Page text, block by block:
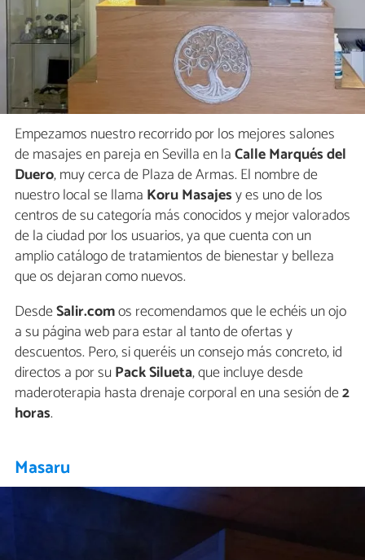
Empezamos nuestro recorrido por los mejores salones
de masajes en pareja en Sevillaen laCalle Marqués del
Duero, muy cerca de Plaza de Armas. El nombre de
nuestro local se llama Koru Masajesy es uno de los
centros de su categoría más conocidos y mejor valorados
de la ciudad por los usuarios, ya que cuenta con un
amplio catálogo de tratamientos de bienestar y belleza
que os dejaran como nuevos.
DesdeSalir.comos recomendamos que le echéis un ojo
a su página web para estar al tanto de ofertas y
descuentos. Pero, si queréis un consejo más concreto, id
directos a por suPack Silueta, que incluye desde
maderoterapia hasta drenaje corporal en una sesión de2
horas.
Masaru